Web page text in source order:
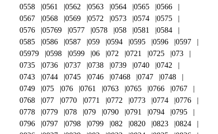
0558
0561 0562 0563 0564 0565
0566
0567
0568 0569 0572 0573 0574
0575
0576
05769 0577 0578 058 0581
0584
0585
0586 0587 059 0594 0595 0596
0597
05979
0598 0599 06 072 0721 0725
073
0735
0736 0737 0738 0739 0740
0742
0743
0744 0745 0746 07468 0747
0748
0749
075 076 0761 0763 0765 0766
0767
0768
077 0770 0771 0772 0773 0774
0776
0778
0779 078 079 0790 0791 0794
0795
0796
0797 0798 0799 082 0820 0823
0824